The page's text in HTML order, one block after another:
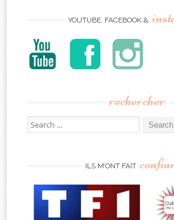
YOUTUBE, FACEBOOK &
rechercher
Search
for:
ILS M’ONT FAIT